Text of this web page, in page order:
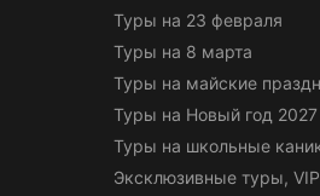
Туры на 23 февраля
Туры на 8 марта
Туры на майские
Туры на Новый год 2027
Туры на школьные
Эксклюзивные туры,